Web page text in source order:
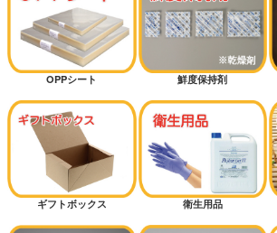
OPPシート 鮮度保持剤
ギフトボックス 衛生用品